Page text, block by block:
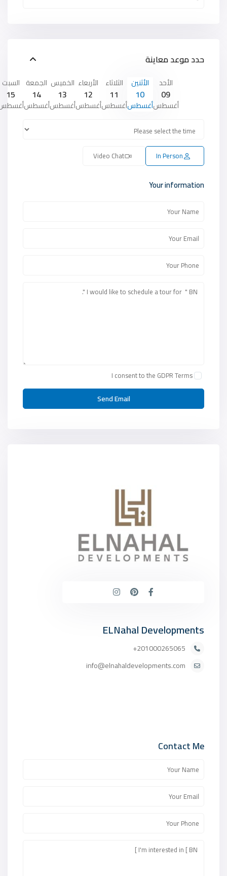
حدد موعد معاينة
الأحد
09
أغسطس
الأثنين
10
أغسطس
الثلاثاء
11
أغسطس
الأربعاء
12
أغسطس
الخميس
13
أغسطس
الجمعة
14
أغسطس
السبت
15
In Person
Video Chat
Your information
I consent to the GDPR Terms
ELNahal Developments
201000265065+
info@elnahaldevelopments.com
Contact Me